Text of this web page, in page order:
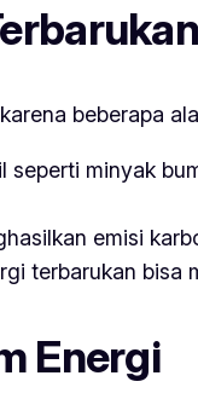
beberapa
seperti minyak
emisi
terbarukan
Energi